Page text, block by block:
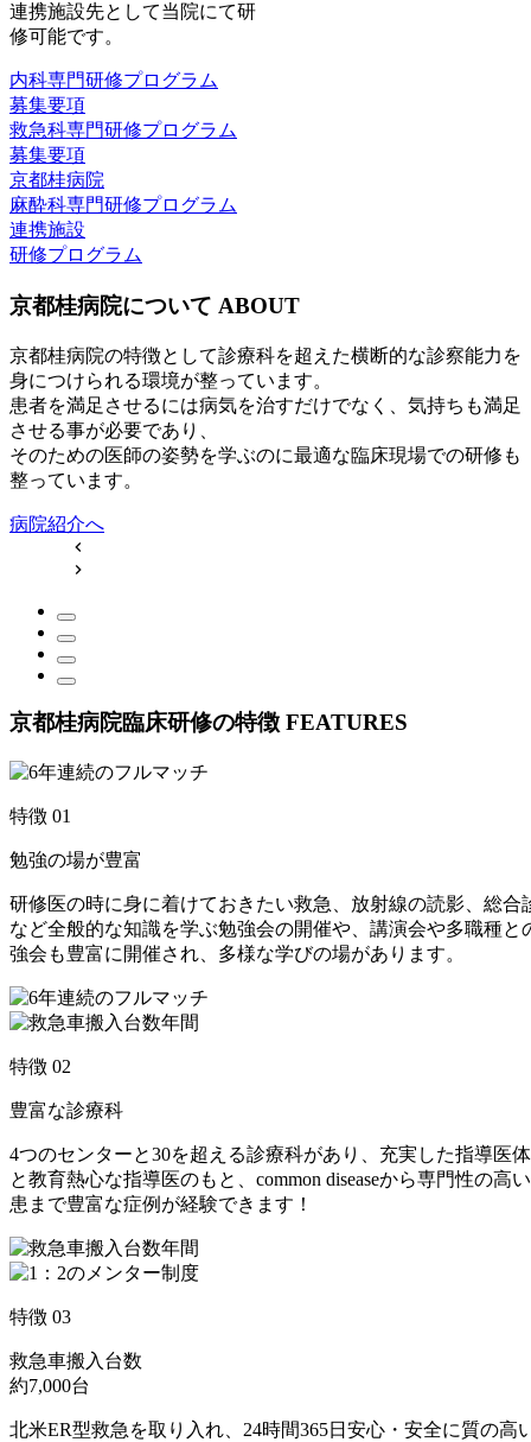
連携施設先として当院にて研
修可能です。
内科専門研修プログラム
募集要項
救急科専門研修プログラム
募集要項
京都桂病院
麻酔科専門研修プログラム
連携施設
研修プログラム
京都桂病院について ABOUT
京都桂病院の特徴として診療科を超えた横断的な診察能力を
身につけられる環境が整っています。
患者を満足させるには病気を治すだけでなく、気持ちも満足
させる事が必要であり、
そのための医師の姿勢を学ぶのに最適な臨床現場での研修も
整っています。
病院紹介へ
京都桂病院臨床研修の特徴 FEATURES
特徴 01
勉強の場が豊富
研修医の時に身に着けておきたい救急、放射線の読影、総合
など全般的な知識を学ぶ勉強会の開催や、講演会や多職種と
強会も豊富に開催され、多様な学びの場があります。
特徴 02
豊富な診療科
4つのセンターと30を超える診療科があり、充実した指導医
と教育熱心な指導医のもと、common diseaseから専門性の高
患まで豊富な症例が経験できます！
特徴 03
救急車搬入台数
約7,000台
北米ER型救急を取り入れ、24時間365日安心・安全に質の高